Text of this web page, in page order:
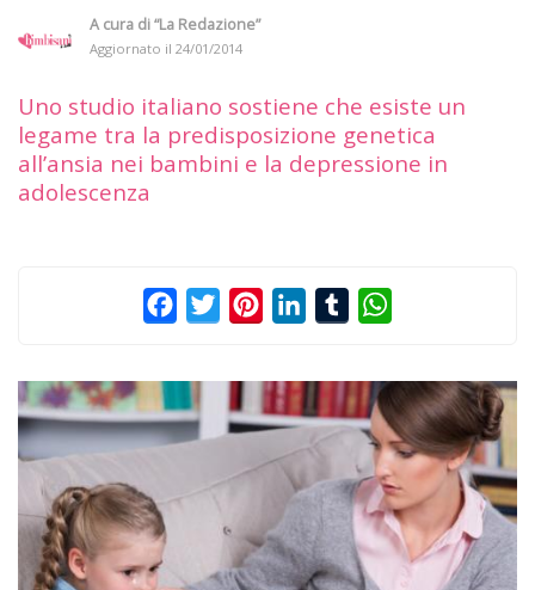
A cura di“La Redazione”
Aggiornato il 24/01/2014
Uno studio italiano sostiene che esiste un
legame tra la predisposizione genetica
all’ansia nei bambini e la depressione in
adolescenza
FacebookTwitterPinterestLinkedInTumblr